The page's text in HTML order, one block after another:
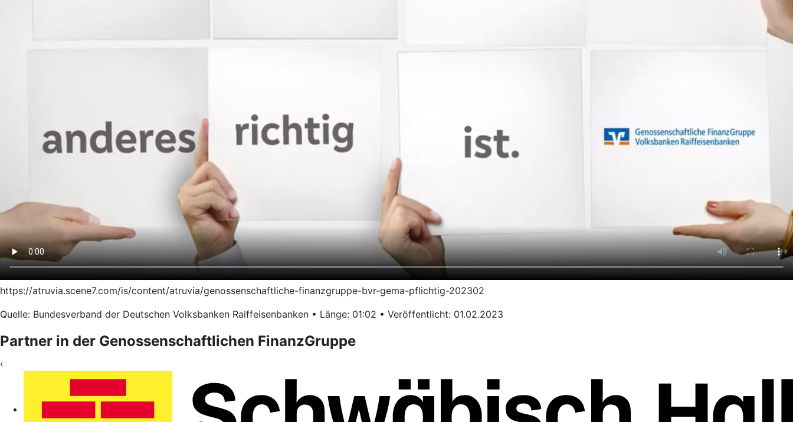
https://atruvia.scene7.com/is/content/atruvia/genossenschaftliche-finanzgruppe-bvr-gema-pflichtig-202302
Quelle: Bundesverband der Deutschen Volksbanken Raiffeisenbanken • Länge: 01:02 • Veröffentlicht: 01.02.2023
Partner in der Genossenschaftlichen FinanzGruppe
‹